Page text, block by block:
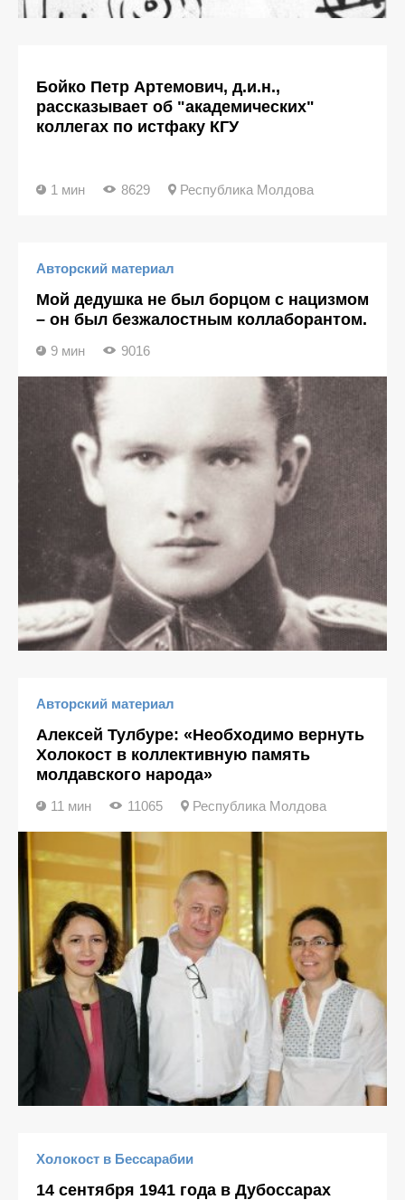
Бойко Петр Артемович, д.и.н.,
рассказывает об "академических"
коллегах по истфаку КГУ
1 мин 8629 Республика Молдова
Авторский материал
Мой дедушка не был борцом с нацизмом
– он был безжалостным коллаборантом.
9 мин 9016
Авторский материал
Алексей Тулбуре: «Необходимо вернуть
Холокост в коллективную память
молдавского народа»
11 мин 11065 Республика Молдова
Холокост в Бессарабии
14 сентября 1941 года в Дубоссарах